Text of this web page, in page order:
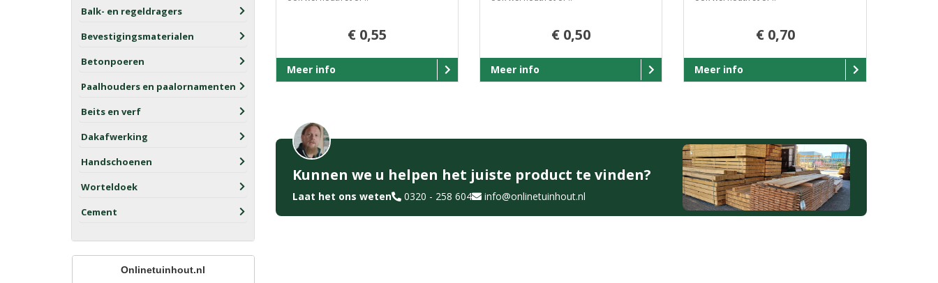
Balk- en regeldragers
Bevestigingsmaterialen
Betonpoeren
Paalhouders en paalornamenten
Beits en verf
Dakafwerking
Handschoenen
Worteldoek
Cement
Onlinetuinhout.nl
€ 0,55
Meer info
€ 0,50
Meer info
€ 0,70
Meer info
Kunnen we u helpen het juiste product te vinden?
Laat het ons weten 0320 - 258 604 info@onlinetuinhout.nl